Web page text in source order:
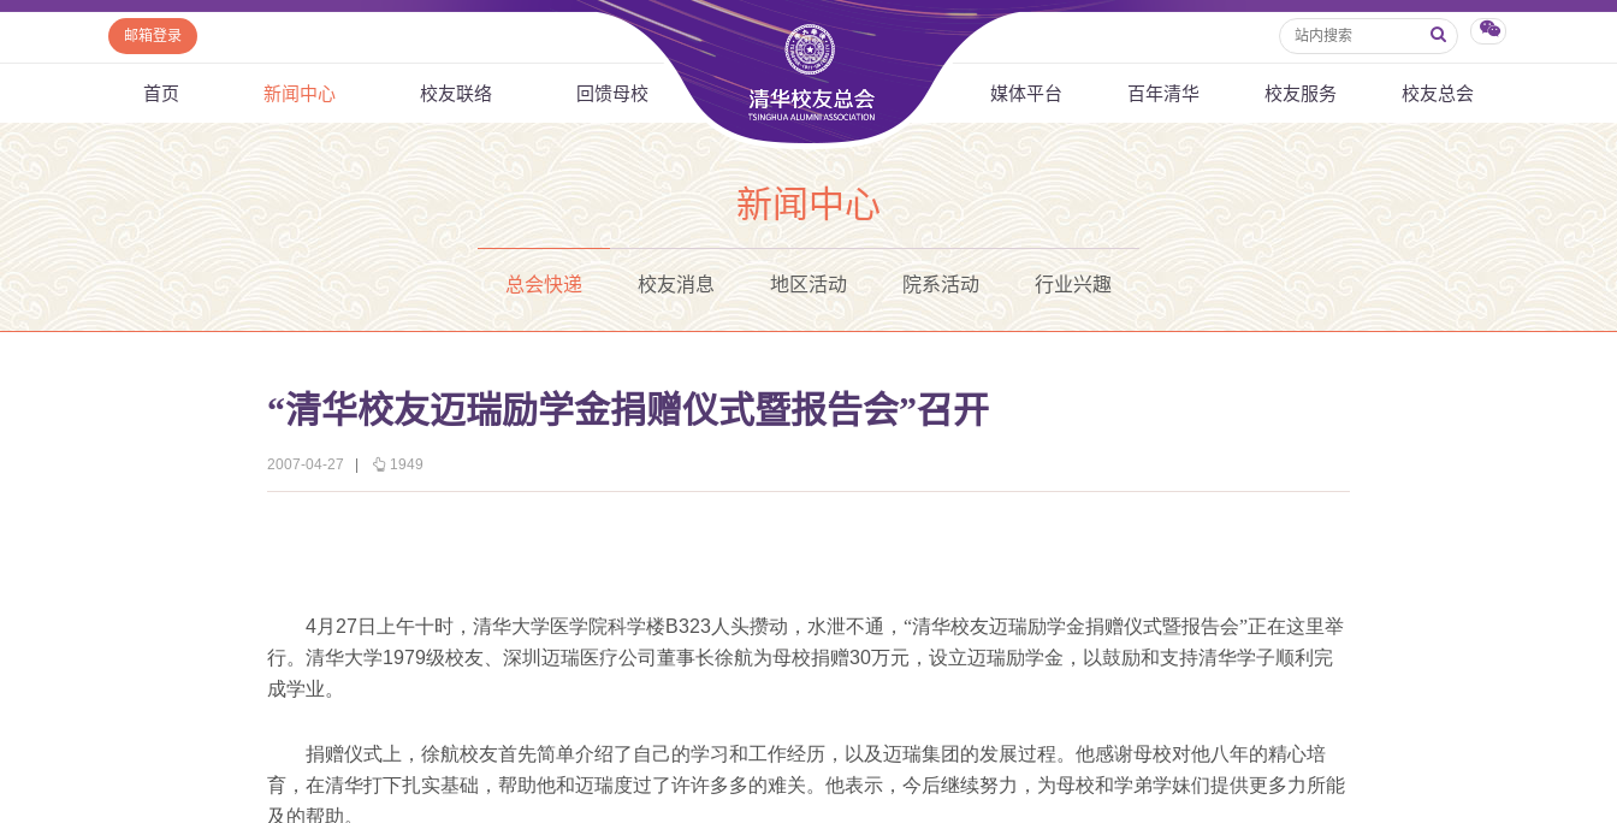
邮箱登录
首页 新闻中心 校友联络 回馈母校 媒体平台 百年清华 校友服务 校友总会
新闻中心
总会快递 校友消息 地区活动 院系活动 行业兴趣
“清华校友迈瑞励学金捐赠仪式暨报告会”召开
2007-04-27 1949
4月 27 日 上午十时，清华大学医学院科学楼B323 人头攒动，水泄不通，“清华校友迈瑞励学金捐赠仪式暨报告会”正在这里举
行。清华大学1979级校友、深圳迈瑞医疗公司董事长徐航为母校捐赠30万元，设立迈瑞励学金，以鼓励和支持清华学子顺利完
成学业。
捐赠仪式上，徐航校友首先简单介绍了自己的学习和工作经历，以及迈瑞集团的发展过程。他感谢母校对他八年的精心培
育，在清华打下扎实基础，帮助他和迈瑞度过了许许多多的难关。他表示，今后继续努力，为母校和学弟学妹们提供更多力所能
及的帮助。